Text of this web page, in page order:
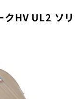
クHV UL2 ソリ